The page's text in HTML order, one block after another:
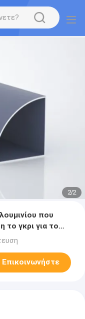
2/2
που
το γκρι για το
Επικοινωνήστε